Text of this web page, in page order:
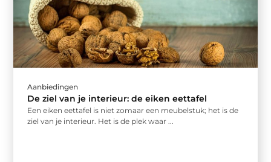
Aanbiedingen
De ziel van je interieur: de eiken eettafel
Een eiken eettafel is niet zomaar een meubelstuk; het is de
ziel van je interieur. Het is de plek waar ...